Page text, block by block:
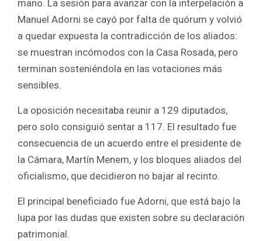
o
o
k
A
p
p
mano. La sesión para avanzar con la interpelación a
Manuel Adorni se cayó por falta de quórum y volvió
a quedar expuesta la contradicción de los aliados:
se muestran incómodos con la Casa Rosada, pero
terminan sosteniéndola en las votaciones más
sensibles.
La oposición necesitaba reunir a 129 diputados,
pero solo consiguió sentar a 117. El resultado fue
consecuencia de un acuerdo entre el presidente de
la Cámara, Martín Menem, y los bloques aliados del
oficialismo, que decidieron no bajar al recinto.
El principal beneficiado fue Adorni, que está bajo la
lupa por las dudas que existen sobre su declaración
patrimonial.